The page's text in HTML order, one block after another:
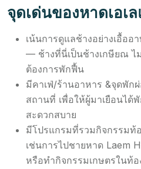
จุดเด่นของหาดเอเ
เน้นการดูแลช้างอย่างเอื้ออ
— ช้างที่นี่เป็นช้างเกษียณ ไ
ต้องการพักฟื้น
มีคาเฟ่/ร้านอาหาร &จุดพัก
สถานที่ เพื่อให้ผู้มาเยือนได้
สะดวกสบาย
มีโปรแกรมที่รวมกิจกรรมท้
เช่นการไปชายหาด Laem
หรือทำกิจกรรมเกษตรในท้